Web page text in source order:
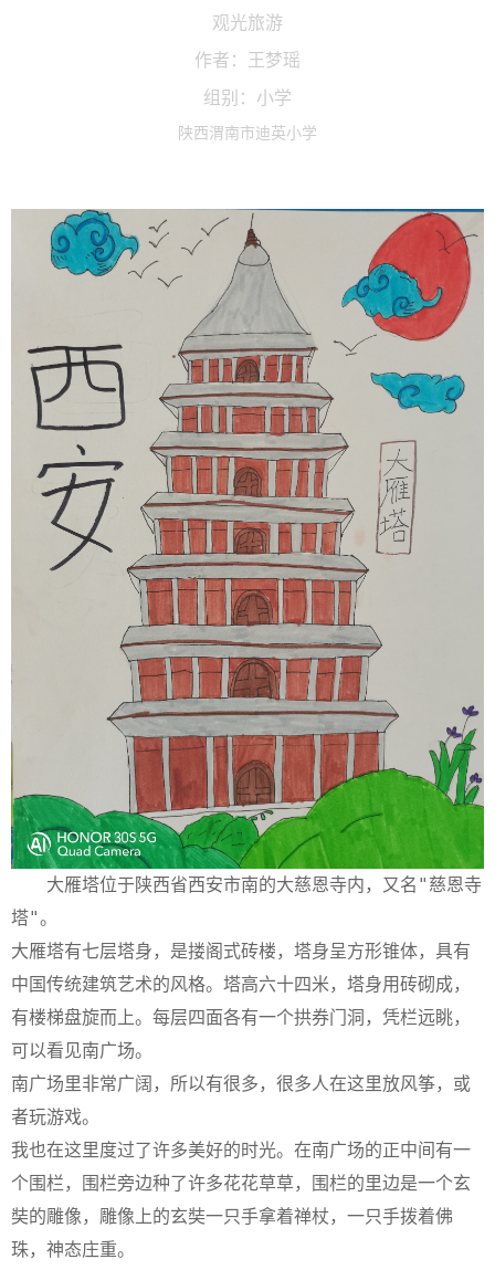
观光旅游
作者：王梦瑶
组别：小学
陕西渭南市迪英小学
大雁塔位于陕西省西安市南的大慈恩寺内，又名"慈恩寺
塔"。
大雁塔有七层塔身，是搂阁式砖楼，塔身呈方形锥体，具有
中国传统建筑艺术的风格。塔高六十四米，塔身用砖砌成，
有楼梯盘旋而上。每层四面各有一个拱券门洞，凭栏远眺，
可以看见南广场。
南广场里非常广阔，所以有很多，很多人在这里放风筝，或
者玩游戏。
我也在这里度过了许多美好的时光。在南广场的正中间有一
个围栏，围栏旁边种了许多花花草草，围栏的里边是一个玄
奘的雕像，雕像上的玄奘一只手拿着禅杖，一只手拨着佛
珠，神态庄重。